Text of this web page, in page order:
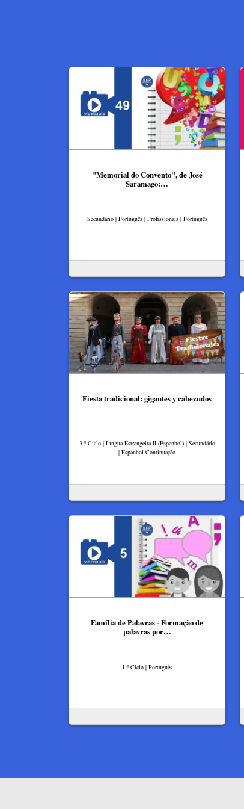
"Memorial do Convento", de José
Saramago:…
Secundário | Português | Profissionais | Português
Fiesta tradicional: gigantes y cabezudos
3.º Ciclo | Língua Estrangeira II (Espanhol) | Secundário
| Espanhol Continuação
Família de Palavras - Formação de
palavras por…
1.º Ciclo | Português